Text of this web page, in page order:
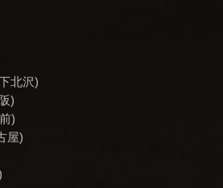
北沢)
)
)
屋)